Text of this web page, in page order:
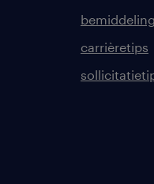
carrièretips